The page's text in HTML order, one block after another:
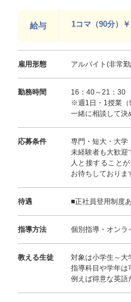
給与 1コマ（90分）
雇用形態 アルバイト(非常
勤務時間
16：40～21：30
※週1日・1授業（
一緒に相談して決
応募条件
専門・短大・大
未経験者も大歓迎
人と接すること
お待ちしておりま
待遇 ■正社員登用制度
指導方法 個別指導・オンラ
教える生徒
対象は小学生～大
指導科目や学年は
例えば得意な英語